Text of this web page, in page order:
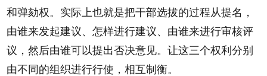
和弹劾权。实际上也就是把干部选拔的过程从提名，
由谁来发起建议、怎样进行建议、由谁来进行审核评
议，然后由谁可以提出否决意见。让这三个权利分别
由不同的组织进行行使，相互制衡。